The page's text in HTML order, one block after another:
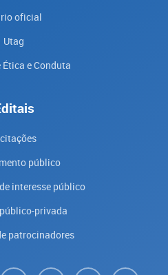
oficial
Utag
e Conduta
público
interesse público
privada
patrocinadores